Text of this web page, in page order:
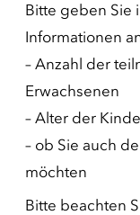
Bitte geben Sie
Informationen
– Anzahl der
Erwachsenen
– Alter der
– ob Sie auch
möchten
Bitte beachten